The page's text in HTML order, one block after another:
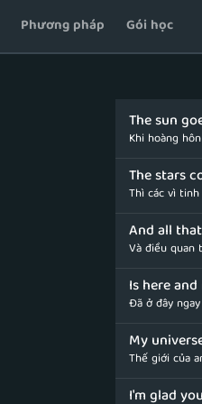
Phương pháp Gói học
The sun
Khi hoàng
The stars
Thì các vì
And all
Và điều quan
Is here
Đã ở đây
My
Thế giới của
I'm glad